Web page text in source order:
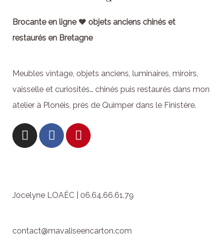
Brocante en ligne ♥ objets anciens chinés et
restaurés en Bretagne
Meubles vintage, objets anciens, luminaires, miroirs,
vaisselle et curiosités… chinés puis restaurés dans mon
atelier à Plonéis, près de Quimper dans le Finistère.
Jocelyne LOAËC | 06.64.66.61.79
contact@mavaliseencarton.com